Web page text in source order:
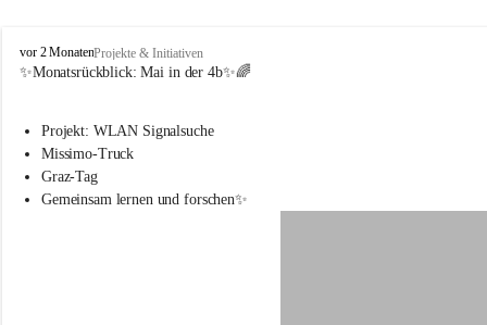
V
o
s
s
c
vor 2 MonatenProjekte & Initiativen
✨Monatsrückblick: Mai in der 4b✨🌈
Projekt: WLAN Signalsuche
Missimo-Truck
Graz-Tag
Gemeinsam lernen und forschen✨